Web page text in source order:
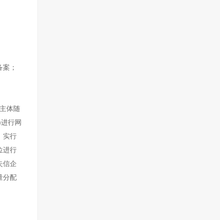
；
体随
行网
实行
进行
信企
分配